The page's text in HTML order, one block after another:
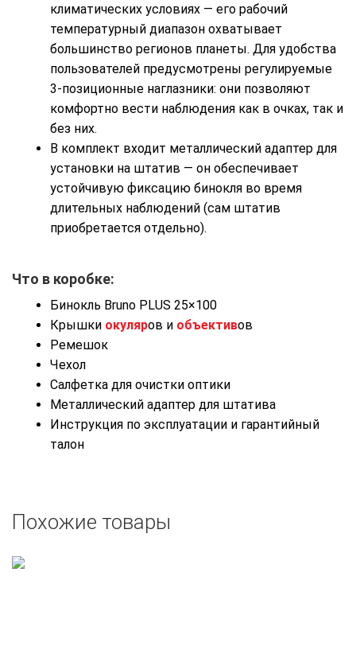
климатических условиях — его рабочий
температурный диапазон охватывает
большинство регионов планеты. Для удобства
пользователей предусмотрены регулируемые
3‑позиционные наглазники: они позволяют
комфортно вести наблюдения как в очках, так и
без них.
В комплект входит металлический адаптер для
установки на штатив — он обеспечивает
устойчивую фиксацию бинокля во время
длительных наблюдений (сам штатив
приобретается отдельно).
Что в коробке:
Бинокль Bruno PLUS 25×100
Крышки окуляров и объективов
Ремешок
Чехол
Салфетка для очистки оптики
Металлический адаптер для штатива
Инструкция по эксплуатации и гарантийный
талон
Похожие товары